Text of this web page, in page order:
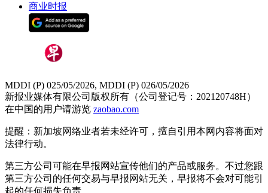
商业时报
MDDI (P) 025/05/2026, MDDI (P) 026/05/2026
新报业媒体有限公司版权所有（公司登记号：202120748H）
在中国的用户请游览 zaobao.com
提醒：新加坡网络业者若未经许可，擅自引用本网内容将面对
法律行动。
第三方公司可能在早报网站宣传他们的产品或服务。不过您跟
第三方公司的任何交易与早报网站无关，早报将不会对可能引
起的任何损失负责。